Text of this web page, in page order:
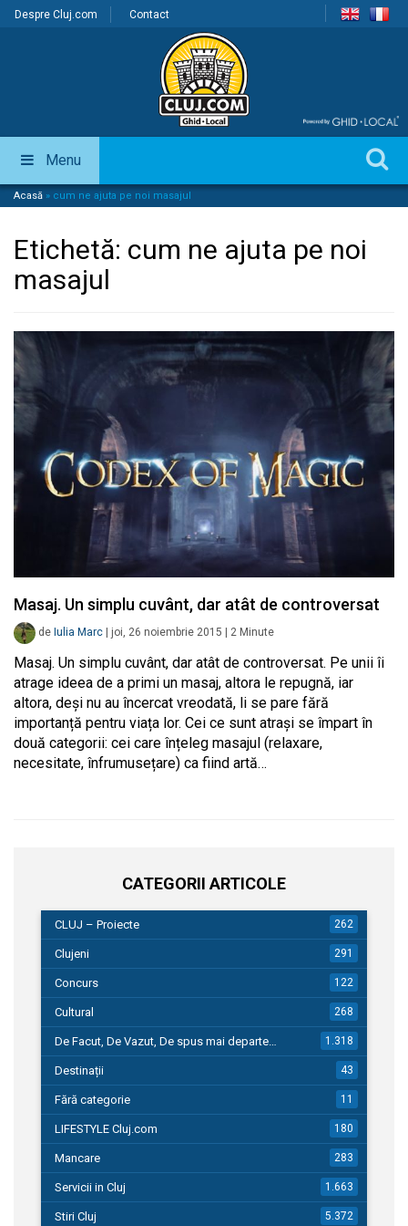
Despre Cluj.com Contact
Menu
Acasă » cum ne ajuta pe noi masajul
Etichetă: cum ne ajuta pe noi
masajul
Masaj. Un simplu cuvânt, dar atât de controversat
de Iulia Marc joi, 26 noiembrie 2015 2 Minute
Masaj. Un simplu cuvânt, dar atât de controversat. Pe unii îi
atrage ideea de a primi un masaj, altora le repugnă, iar
altora, deși nu au încercat vreodată, li se pare fără
importanță pentru viața lor. Cei ce sunt atrași se împart în
două categorii: cei care înțeleg masajul (relaxare,
necesitate, înfrumusețare) ca fiind artă…
CATEGORII ARTICOLE
CLUJ – Proiecte 262
Clujeni 291
Concurs 122
Cultural 268
De Facut, De Vazut, De spus mai departe… 1.318
Destinații 43
Fără categorie 11
LIFESTYLE Cluj.com 180
Mancare 283
Servicii in Cluj 1.663
Stiri Cluj 5.372